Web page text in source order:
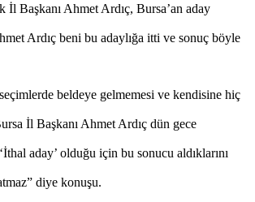
İl Başkanı Ahmet Ardıç, Bursa’an aday
Ardıç beni bu adaylığa itti ve sonuç böyle
beldeye gelmemesi ve kendisine hiç
İl Başkanı Ahmet Ardıç dün gece
aday’ olduğu için bu sonucu aldıklarını
diye konuşu.